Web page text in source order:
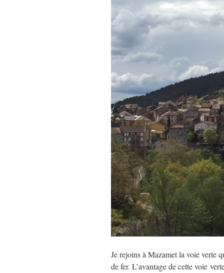
Je rejoins à Mazamet la voie verte
de fer. L’avantage de cette voie